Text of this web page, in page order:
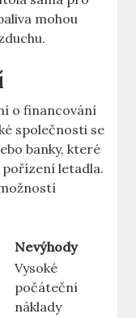
mohou
o financování
společnosti se
banky, které
letadla.
Nevýhody
Vysoké
počáteční
náklady